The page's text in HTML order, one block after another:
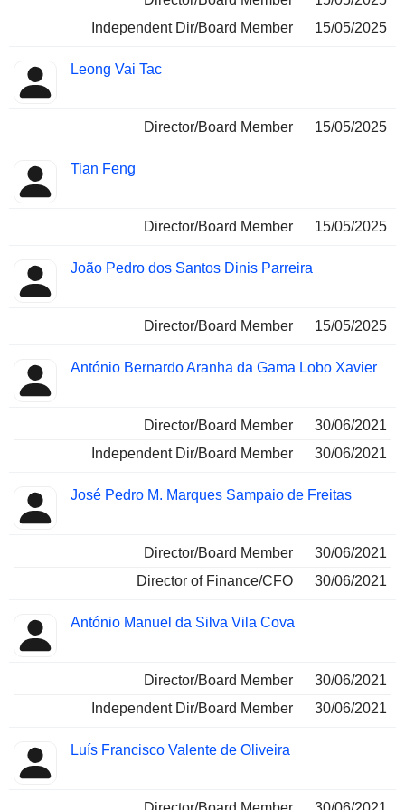
Independent Dir/Board Member
15/05/2025
Leong Vai Tac
Director/Board Member 15/05/2025
Tian Feng
Director/Board Member 15/05/2025
João Pedro dos Santos Dinis Parreira
Director/Board Member 15/05/2025
António Bernardo Aranha da Gama Lobo Xavier
Director/Board Member
30/06/2021
Independent Dir/Board Member
30/06/2021
José Pedro M. Marques Sampaio de Freitas
Director/Board Member
30/06/2021
Director of Finance/CFO
30/06/2021
António Manuel da Silva Vila Cova
Director/Board Member
30/06/2021
Independent Dir/Board Member
30/06/2021
Luís Francisco Valente de Oliveira